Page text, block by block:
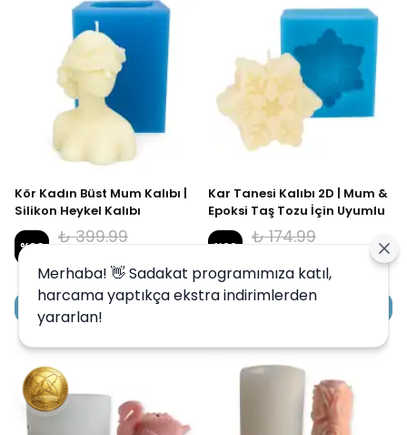
Kör Kadın Büst Mum Kalıbı |
Silikon Heykel Kalıbı
%30
₺ 399.99
SEPETE EKLE
Kar Tanesi Kalıbı 2D | Mum &
Epoksi Taş Tozu İçin Uyumlu
%29
₺ 174.99
Merhaba! 👋 Sadakat programımıza katıl,
harcama yaptıkça ekstra indirimlerden
yararlan!